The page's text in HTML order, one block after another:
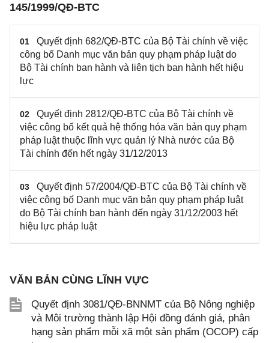
145/1999/QĐ-BTC
01
Quyết định 682/QĐ-BTC của Bộ Tài chính về việc
công bố Danh mục văn bản quy phạm pháp luật do
Bộ Tài chính ban hành và liên tịch ban hành hết hiệu
lực
02
Quyết định 2812/QĐ-BTC của Bộ Tài chính về
việc công bố kết quả hệ thống hóa văn bản quy phạm
pháp luật thuộc lĩnh vực quản lý Nhà nước của Bộ
Tài chính đến hết ngày 31/12/2013
03
Quyết định 57/2004/QĐ-BTC của Bộ Tài chính về
việc công bố Danh mục văn bản quy phạm pháp luật
do Bộ Tài chính ban hành đến ngày 31/12/2003 hết
hiệu lực pháp luật
VĂN BẢN CÙNG LĨNH VỰC
Quyết định 3081/QĐ-BNNMT của Bộ Nông nghiệp
và Môi trường thành lập Hội đồng đánh giá, phân
hạng sản phẩm mỗi xã một sản phẩm (OCOP) cấp